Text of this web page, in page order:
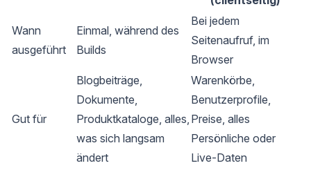
Wann
ausgeführt
Einmal, während des
Builds
Bei jedem
Seitenaufruf, im
Browser
Gut für
Blogbeiträge,
Dokumente,
Produktkataloge, alles,
was sich langsam
ändert
Warenkörbe,
Benutzerprofile,
Preise, alles
Persönliche oder
Live-Daten